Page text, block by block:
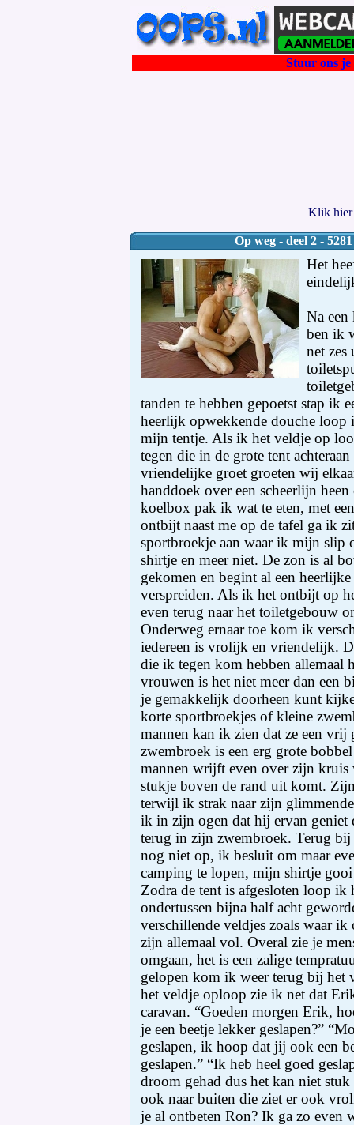
Stuur ons
Klik hier
Op weg - deel 2 -
Het
Na een korte nacht vol dromen ben ik weer vroeg wakker, het is net zes uur geweest. Ik pak mijn toiletspullen en loop naar het toiletgebouw. Na eerst mijn tanden te hebben gepoetst stap ik een douchehokje in. Na een heerlijk opwekkende douche loop ik even later terug naar mijn tentje. Als ik het veldje op loop kom ik twee mannen tegen die in de grote tent achteraan het veldje staan. Met een vriendelijke groet groeten wij elkaar, bij de tent hang ik mijn handdoek over een scheerlijn heen om te drogen. Uit de koelbox pak ik wat te eten, met een boek in de hand en het ontbijt naast me op de tafel ga ik zitten. Ik heb een sportbroekje aan waar ik mijn slip onderuit heb gelaten, een shirtje en meer niet. De zon is al boven de bomen uit gekomen en begint al een heerlijke temperatuur te verspreiden. Als ik het ontbijt op heb loop ik met de afwas even terug naar het toiletgebouw om daar alles te wassen. Onderweg ernaar toe kom ik verschillende mensen tegen, iedereen is vrolijk en vriendelijk. De mannen en de vrouwen die ik tegen kom hebben allemaal heel weinig aan. Bij de vrouwen is het niet meer dan een bikini of een los jurkje waar je gemakkelijk doorheen kunt kijken. De mannen dragen korte sportbroekjes of kleine zwembroekjes. Bij een tweetal mannen kan ik zien dat ze een vrij grote pik hebben, in de zwembroek is een erg grote bobbel te zien, een van die twee mannen wrijft even over zijn kruis waardoor zijn lul een stukje boven de rand uit komt. Zijn ogen vangen die van mij terwijl ik strak naar zijn glimmende eikel kijk. Heel even zie ik in zijn ogen dat hij ervan geniet dan stopt hij zijn lul weer terug in zijn zwembroek. Terug bij de tent zijn Marcel en Erik nog niet op, ik besluit om maar even een rondje over de camping te lopen, mijn shirtje gooi ik op mijn luchtbed. Zodra de tent is afgesloten loop ik het veldje af, het is ondertussen bijna half acht geworden. De camping bestaat uit verschillende veldjes zoals waar ik op sta, de meeste veldjes zijn allemaal vol. Overal zie je mensen vrolijk met elkaar omgaan, het is een zalige tempratuur. Na een uurtje te hebben gelopen kom ik weer terug bij het veldje waar ik op sta, als ik het veldje oploop zie ik net dat Erik zich uitrekt voor de caravan. “Goeden morgen Erik, hoe is het deze morgen? Heb je een beetje lekker geslapen?” “Mogge Ron, ik heb heerlijk geslapen, ik